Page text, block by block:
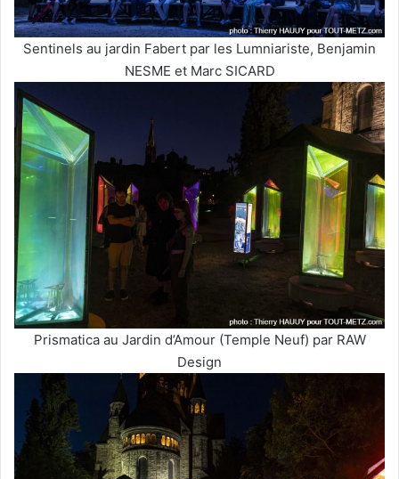
Sentinels au jardin Fabert par les Lumniariste, Benjamin
NESME et Marc SICARD
Prismatica au Jardin d’Amour (Temple Neuf) par RAW
Design